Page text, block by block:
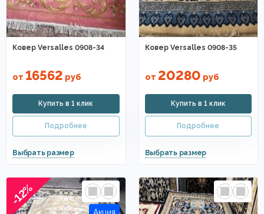
Ковер Versalles 0908-34
от 16562 руб
Ковер Versalles 0908-35
от 20280 руб
-12%